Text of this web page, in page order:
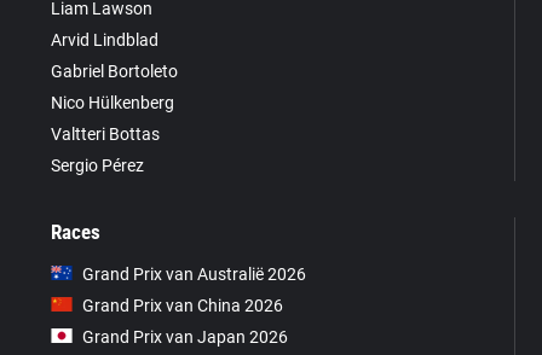
Liam Lawson
Arvid Lindblad
Gabriel Bortoleto
Nico Hülkenberg
Valtteri Bottas
Sergio Pérez
Races
Grand Prix van Australië 2026
Grand Prix van China 2026
Grand Prix van Japan 2026